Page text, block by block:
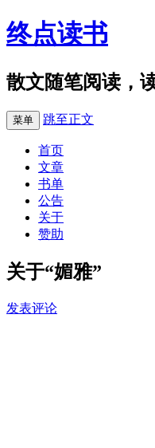
终点读书
散文随笔阅读，
菜单 跳至正文
首页
文章
书单
公告
关于
赞助
关于“媚雅”
发表评论